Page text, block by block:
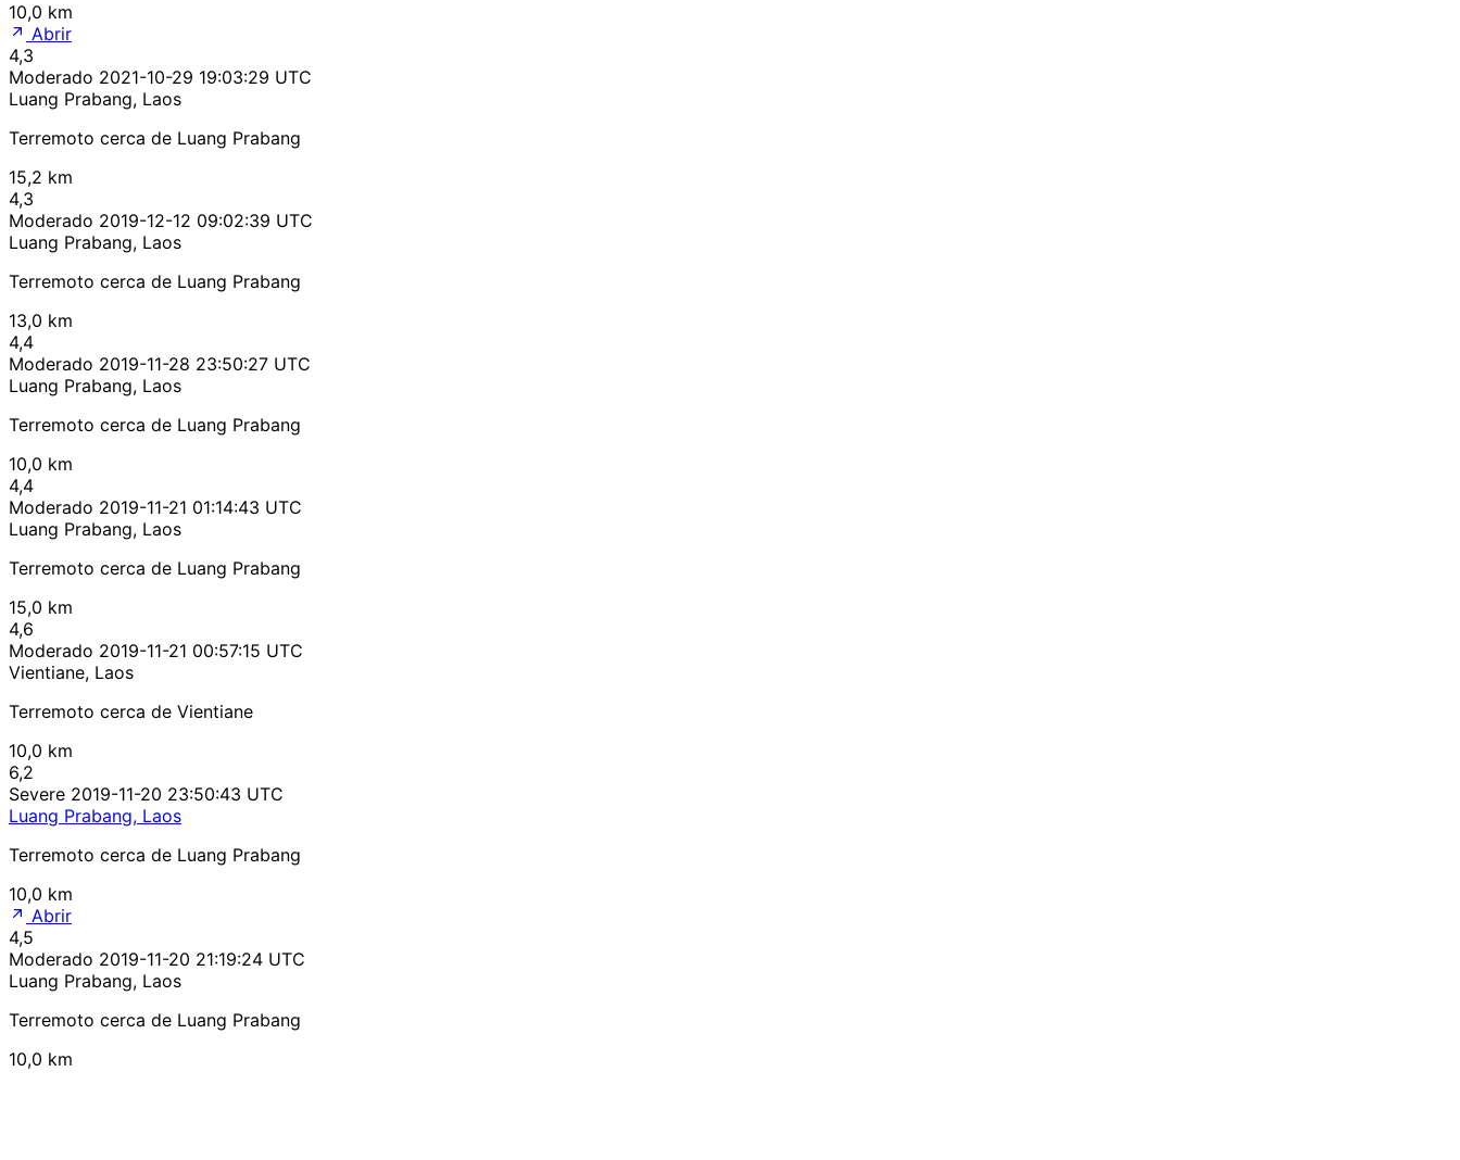
10,0 km
Abrir
4,3
Moderado 2021-10-29 19:03:29 UTC
Luang Prabang, Laos
Terremoto cerca de Luang Prabang
15,2 km
4,3
Moderado 2019-12-12 09:02:39 UTC
Luang Prabang, Laos
Terremoto cerca de Luang Prabang
13,0 km
4,4
Moderado 2019-11-28 23:50:27 UTC
Luang Prabang, Laos
Terremoto cerca de Luang Prabang
10,0 km
4,4
Moderado 2019-11-21 01:14:43 UTC
Luang Prabang, Laos
Terremoto cerca de Luang Prabang
15,0 km
4,6
Moderado 2019-11-21 00:57:15 UTC
Vientiane, Laos
Terremoto cerca de Vientiane
10,0 km
6,2
Severe 2019-11-20 23:50:43 UTC
Luang Prabang, Laos
Terremoto cerca de Luang Prabang
10,0 km
Abrir
4,5
Moderado 2019-11-20 21:19:24 UTC
Luang Prabang, Laos
Terremoto cerca de Luang Prabang
10,0 km